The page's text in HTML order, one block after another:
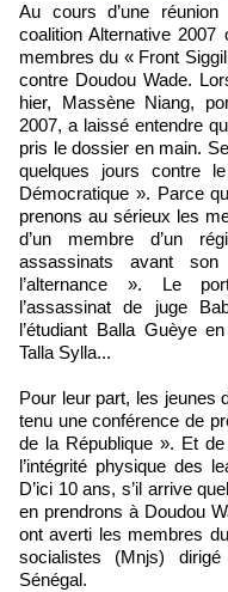
Au cours d’une réunion tenue mercredi, les leaders de la
coalition Alternative
membres du « Front
contre Doudou Wade.
hier, Massène Niang,
2007, a laissé entendre
pris le dossier en main.
quelques jours contre
Démocratique ». Parce
prenons au sérieux les
d’un membre d’un
assassinats avant
l’alternance ». Le
l’assassinat de juge
l’étudiant Balla Guèye
Talla Sylla...
Pour leur part, les jeunes
tenu une conférence de
de la République ». Et
l’intégrité physique des
D’ici 10 ans, s’il arrive
en prendrons à Doudou
ont averti les membres
socialistes (Mnjs)
Sénégal.